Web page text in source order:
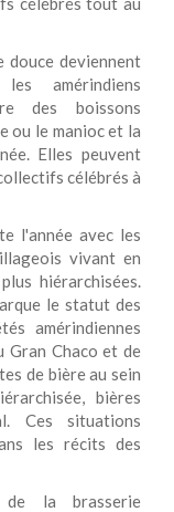
douce deviennent
amérindiens
des boissons
ou le manioc et la
Elles peuvent
célébrés à
l'année avec les
vivant en
hiérarchisées.
le statut des
amérindiennes
Gran Chaco et de
de bière au sein
bières
Ces situations
les récits des
la brasserie